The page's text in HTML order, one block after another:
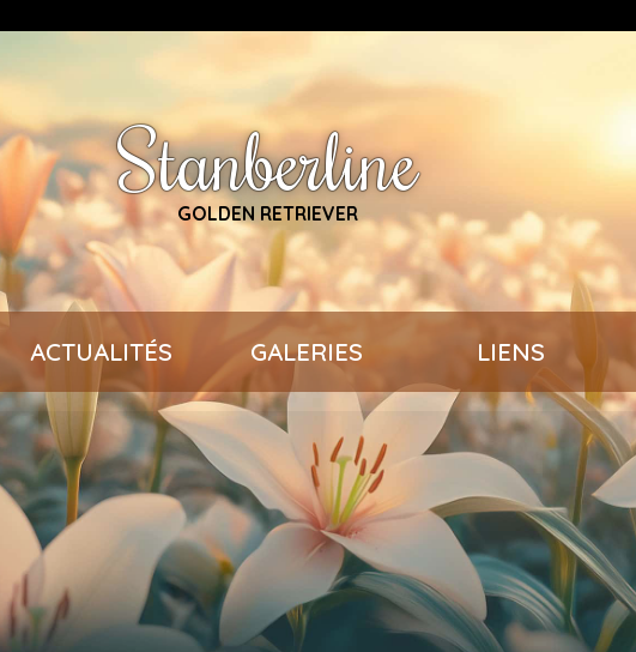
Stanberline
GOLDEN RETRIEVER
ACTUALITÉS GALERIES LIENS